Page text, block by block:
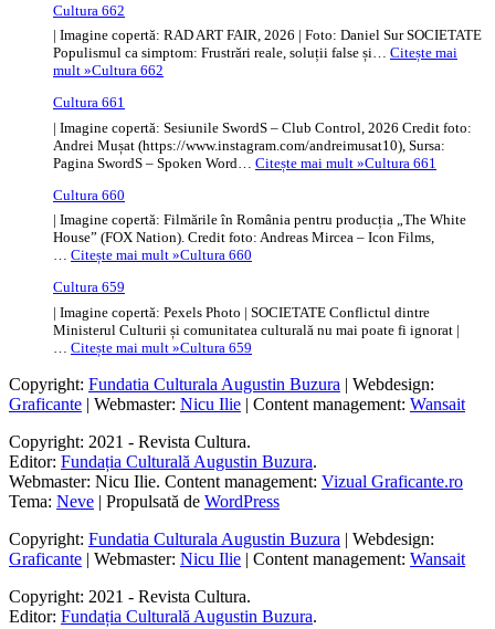
Cultura 662
| Imagine copertă: RAD ART FAIR, 2026 | Foto: Daniel Sur SOCIETATE
Populismul ca simptom: Frustrări reale, soluții false și… Citește mai
mult »Cultura 662
Cultura 661
| Imagine copertă: Sesiunile SwordS – Club Control, 2026 Credit foto:
Andrei Mușat (https://www.instagram.com/andreimusat10), Sursa:
Pagina SwordS – Spoken Word… Citește mai mult »Cultura 661
Cultura 660
| Imagine copertă: Filmările în România pentru producția „The White
House” (FOX Nation). Credit foto: Andreas Mircea – Icon Films,
… Citește mai mult »Cultura 660
Cultura 659
| Imagine copertă: Pexels Photo | SOCIETATE Conflictul dintre
Ministerul Culturii și comunitatea culturală nu mai poate fi ignorat |
Citește mai mult »Cultura 659
Copyright: Fundatia Culturala Augustin Buzura | Webdesign:
Graficante | Webmaster: Nicu Ilie | Content management: Wansait
Copyright: 2021 - Revista Cultura.
Editor: Fundația Culturală Augustin Buzura.
Webmaster: Nicu Ilie. Content management: Vizual Graficante.ro
Tema: Neve | Propulsată de WordPress
Copyright: Fundatia Culturala Augustin Buzura | Webdesign:
Graficante | Webmaster: Nicu Ilie | Content management: Wansait
Copyright: 2021 - Revista Cultura.
Editor: Fundația Culturală Augustin Buzura.